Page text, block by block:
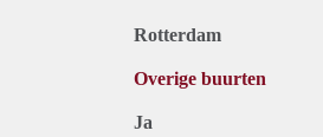
Rotterdam
Overige buurten
Ja